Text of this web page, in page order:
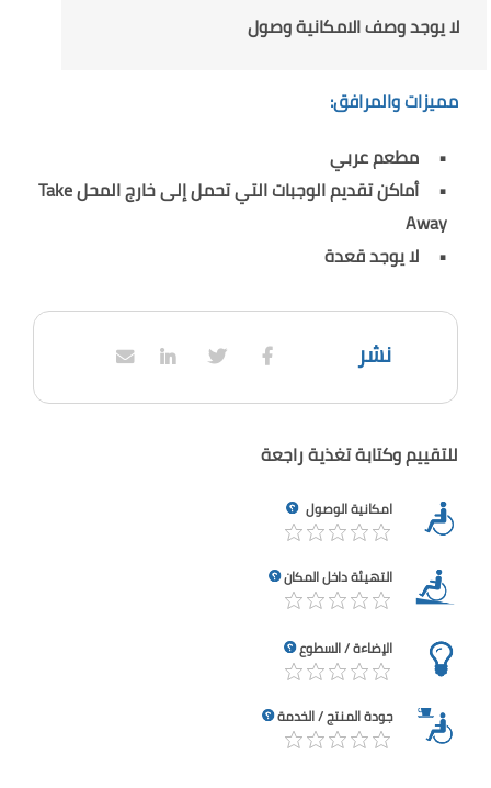
لا يوجد وصف الامكانية وصول
مميزات والمرافق:
مطعم عربي
أماكن تقديم الوجبات التي تحمل إلى خارج المحل Take
Away
لا يوجد قعدة
نشر
للتقييم وكتابة تغذية راجعة
امكانية الوصول
التهيئة داخل المكان
الإضاءة / السطوع
جودة المنتج / الخدمة